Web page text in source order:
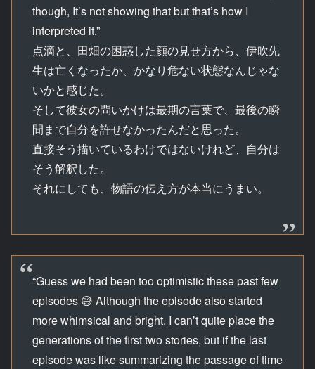
though, It’s not showing that but that’s how I
interpreted it.”
点滴と、田畑の困惑した顔の見せ方から、伊吹先
生は亡くなったか、かなり危ない状態なんじゃな
いかと感じた。
そして彼女の問いかけは最期の言葉で、最後の瞬
間まで自分を許せなかったんだと思った。
直接そう描いているわけではないけれど、自分は
そう解釈した。
それにしても、物語の伝え方が本当にうまい。
“Guess we had been too optimistic these past few
episodes 😅 Although the episode also started
more whimsical and bright. I can’t quite place the
generations of the first two stories, but if the last
episode was like summarizing the passage of time